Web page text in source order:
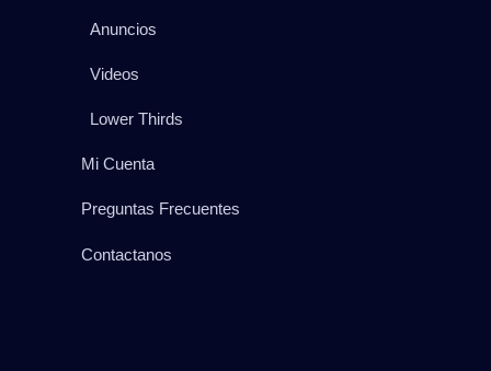
Anuncios
Videos
Lower Thirds
Mi Cuenta
Preguntas Frecuentes
Contactanos